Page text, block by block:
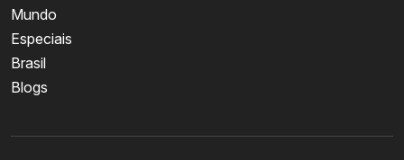
Mundo
Especiais
Brasil
Blogs